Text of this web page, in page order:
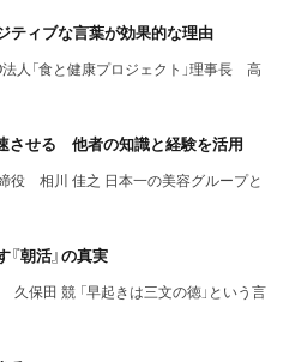
ティブな言葉が効果的な理由
人「食と健康プロジェクト」理事長 高
させる 他者の知識と経験を活用
相川 佳之 日本一の美容グループと
朝活』の真実
保田 競 「早起きは三文の徳」という言